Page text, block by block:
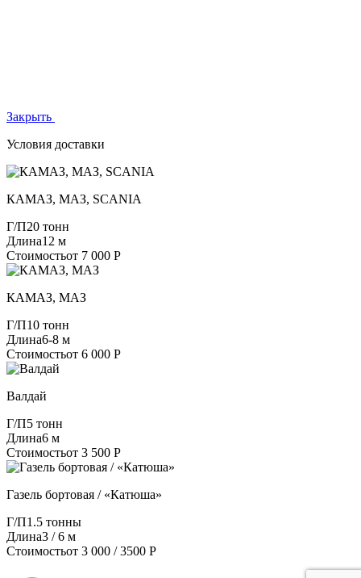
Закрыть
Условия доставки
КАМАЗ, МАЗ, SCANIA
Г/П20 тонн
Длина12 м
Стоимостьот 7 000 Р
КАМАЗ, МАЗ
Г/П10 тонн
Длина6-8 м
Стоимостьот 6 000 Р
Валдай
Г/П5 тонн
Длина6 м
Стоимостьот 3 500 Р
Газель бортовая / «Катюша»
Г/П1.5 тонны
Длина3 / 6 м
Стоимостьот 3 000 / 3500 Р